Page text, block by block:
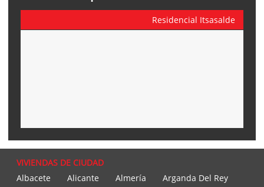
Residencial Itsasalde
VIVIENDAS DE CIUDAD
Albacete
Alicante Almería
Arganda Del Rey